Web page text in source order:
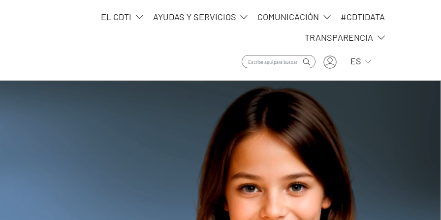
EL CDTI AYUDAS Y SERVICIOS COMUNICACIÓN
#CDTIDATA
TRANSPARENCIA
User account menu
ES Lista adicional de